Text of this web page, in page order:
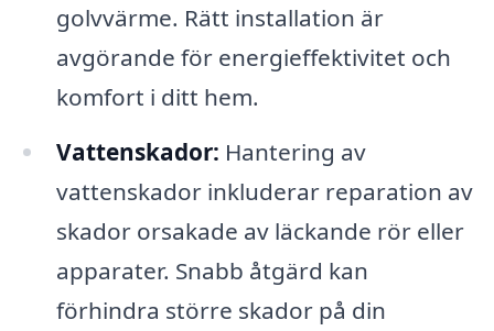
golvvärme. Rätt installation är
avgörande för energieffektivitet och
komfort i ditt hem.
Vattenskador: Hantering av
vattenskador inkluderar reparation av
skador orsakade av läckande rör eller
apparater. Snabb åtgärd kan
förhindra större skador på din